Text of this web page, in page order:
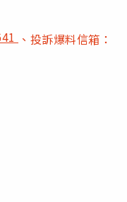
、投訴爆料信箱：